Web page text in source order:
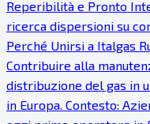
Reperibilità e Pronto
ricerca dispersioni su
Perché Unirsi a Italgas
Contribuire alla
distribuzione del gas in
in Europa. Contesto: